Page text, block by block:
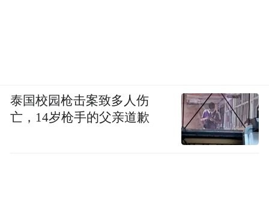
泰国校园枪击案致多人伤
亡，14岁枪手的父亲道歉